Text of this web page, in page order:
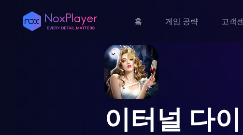
홈 게임 공략 고객
이터널 다